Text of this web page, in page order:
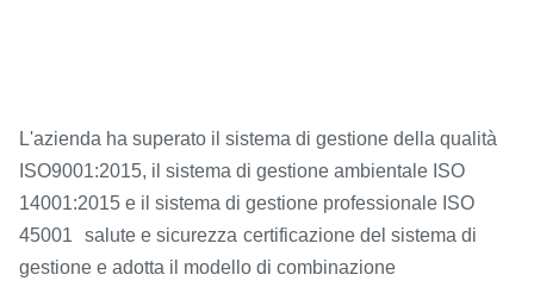
L'azienda ha superato il sistema di gestione della qualità
ISO9001:2015, il sistema di gestione ambientale ISO
14001:2015 e il sistema di gestione professionale ISO
45001
salute e sicurezza certificazione del sistema di
gestione e adotta il modello di combinazione